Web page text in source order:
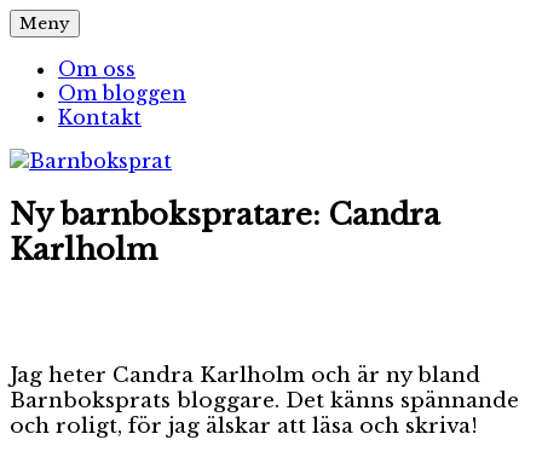
Hoppa
till
innehåll
Barnboksprat
– en blogg om barnböcker
Meny
Om oss
Om bloggen
Kontakt
Ny barnbokspratare: Candra
Karlholm
Jag heter Candra Karlholm och är ny bland
Barnboksprats bloggare. Det känns spännande
och roligt, för jag älskar att läsa och skriva!